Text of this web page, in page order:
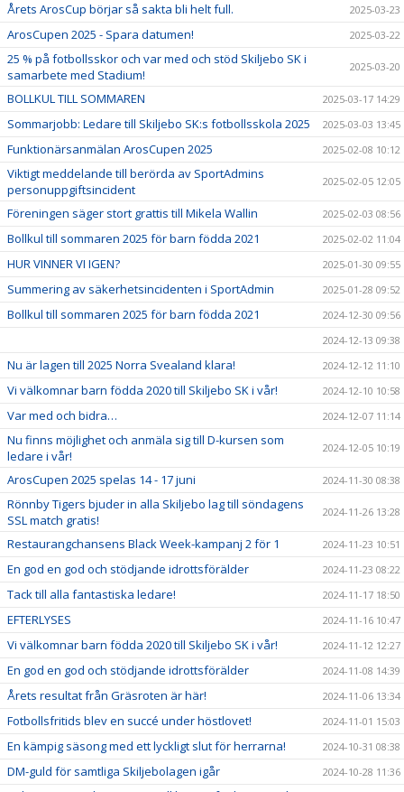
Årets ArosCup börjar så sakta bli helt full. 2025-03-23
ArosCupen 2025 - Spara datumen! 2025-03-22
25 % på fotbollsskor och var med och stöd Skiljebo SK i
samarbete med Stadium!
2025-03-20
BOLLKUL TILL SOMMAREN 2025-03-17 14:29
Sommarjobb: Ledare till Skiljebo SK:s fotbollsskola 2025 2025-03-03 13:45
Funktionärsanmälan ArosCupen 2025 2025-02-08 10:12
Viktigt meddelande till berörda av SportAdmins
personuppgiftsincident
2025-02-05 12:05
Föreningen säger stort grattis till Mikela Wallin 2025-02-03 08:56
Bollkul till sommaren 2025 för barn födda 2021 2025-02-02 11:04
HUR VINNER VI IGEN? 2025-01-30 09:55
Summering av säkerhetsincidenten i SportAdmin 2025-01-28 09:52
Bollkul till sommaren 2025 för barn födda 2021
2024-12-30 09:56
2024-12-13 09:38
Nu är lagen till 2025 Norra Svealand klara! 2024-12-12 11:10
Vi välkomnar barn födda 2020 till Skiljebo SK i vår! 2024-12-10 10:58
Var med och bidra… 2024-12-07 11:14
Nu finns möjlighet och anmäla sig till D-kursen som
ledare i vår!
2024-12-05 10:19
ArosCupen 2025 spelas 14 - 17 juni 2024-11-30 08:38
Rönnby Tigers bjuder in alla Skiljebo lag till söndagens
SSL match gratis!
2024-11-26 13:28
Restaurangchansens Black Week-kampanj 2 för 1 2024-11-23 10:51
En god en god och stödjande idrottsförälder 2024-11-23 08:22
Tack till alla fantastiska ledare! 2024-11-17 18:50
EFTERLYSES 2024-11-16 10:47
Vi välkomnar barn födda 2020 till Skiljebo SK i vår! 2024-11-12 12:27
En god en god och stödjande idrottsförälder 2024-11-08 14:39
Årets resultat från Gräsroten är här! 2024-11-06 13:34
Fotbollsfritids blev en succé under höstlovet! 2024-11-01 15:03
En kämpig säsong med ett lyckligt slut för herrarna! 2024-10-31 08:38
DM-guld för samtliga Skiljebolagen igår 2024-10-28 11:36